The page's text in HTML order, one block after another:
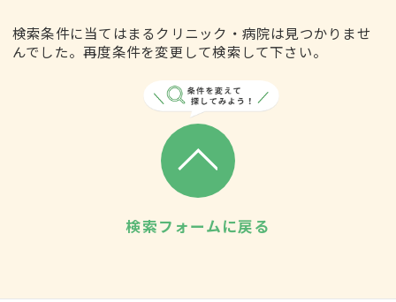
検索条件に当てはまるクリニック・病院は見つかりませ
んでした。再度条件を変更して検索して下さい。
検索フォームに戻る